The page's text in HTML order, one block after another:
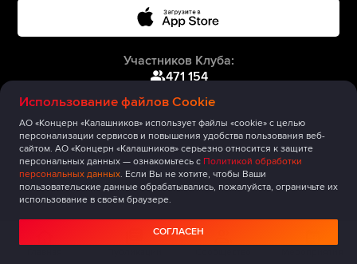
Использование файлов Cookie
АО «Концерн «Калашников» использует файлы «cookie» с целью
персонализации сервисов и повышения удобства пользования веб-
сайтом. АО «Концерн «Калашников» серьезно относится к защите
персональных данных — ознакомьтесь с Политикой обработки
персональных данных. Если Вы не хотите, чтобы Ваши
пользовательские данные обрабатывались, пожалуйста, ограничьте их
использование в своём браузере.
СОГЛАСЕН
Участников Клуба:
471 154